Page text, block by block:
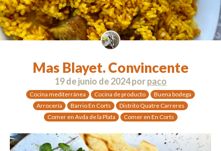
Mas Blayet. Convincente
19 de junio de 2024porpaco
Cocina mediterránea Cocina de producto
Buena bodega
Arrocería
Barrio En Corts
Distrito Quatre Carreres
Comer en Avda de la Plata
Comer en En Corts